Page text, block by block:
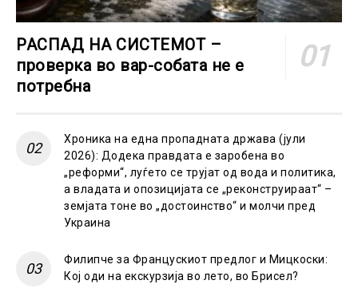
РАСПАД НА СИСТЕМОТ –
проверка во вар-собата не е
потребна
Хроника на една пропадната држава (јули
2026): Додека правдата е заробена во
„реформи“, луѓето се трујат од вода и политика,
а владата и опозицијата се „реконструираат“ –
земјата тоне во „достоинство“ и молчи пред
Украина
Филипче за Францускиот предлог и Мицкоски:
Кој оди на екскурзија во лето, во Брисел?